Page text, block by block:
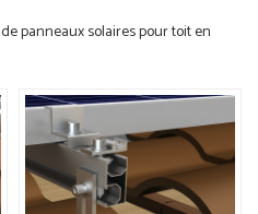
panneaux solaires pour toit en